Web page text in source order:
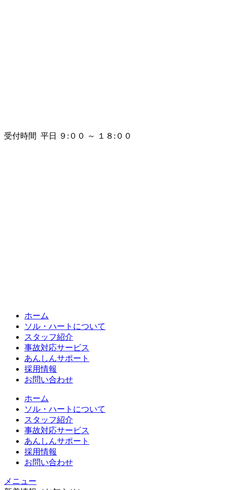
受付時間 平日 ９:００ ～ １８:００
ホーム
ソル・ハートについて
スタッフ紹介
事故対応サービス
あんしんサポート
採用情報
お問い合わせ
ホーム
ソル・ハートについて
スタッフ紹介
事故対応サービス
あんしんサポート
採用情報
お問い合わせ
メニュー